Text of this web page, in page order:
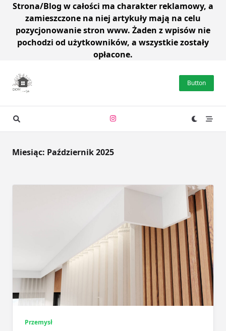
Strona/Blog w całości ma charakter reklamowy, a
zamieszczone na niej artykuły mają na celu
pozycjonowanie stron www. Żaden z wpisów nie
pochodzi od użytkowników, a wszystkie zostały
opłacone.
content
Button
Miesiąc: Październik 2025
Przemysł